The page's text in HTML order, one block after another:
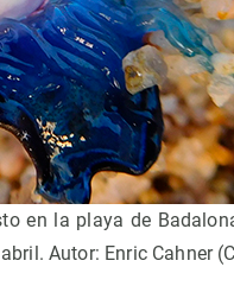
en la playa de
Autor: Enric Cahner